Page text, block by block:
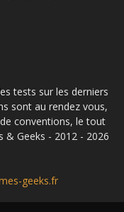
tests sur les derniers
sont au rendez vous,
conventions, le tout
& Geeks - 2012 - 2026
geeks.fr